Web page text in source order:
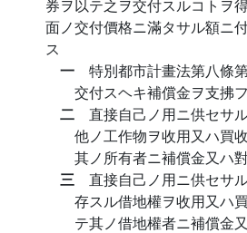
券ヲ以テ之ヲ交付スルコトヲ
面ノ交付價格ニ滿タサル額ニ
ス
一 特別都市計畫法第八條
交付スヘキ補償金ヲ支拂
二 直接自己ノ用ニ供セサ
他ノ工作物ヲ收用又ハ買
其ノ所有者ニ補償金又ハ
三 直接自己ノ用ニ供セサ
存スル借地權ヲ收用又ハ
テ其ノ借地權者ニ補償金